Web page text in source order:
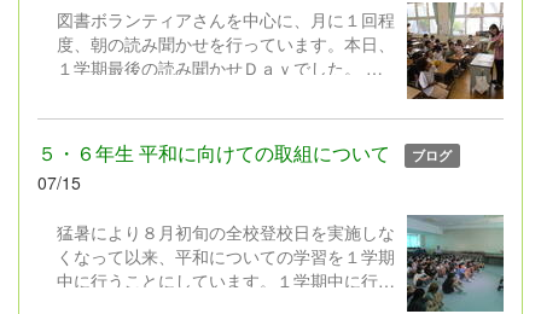
もちろん、これまでの「工作」や「自由研
究」も大歓迎です。「子どもたちの興味・関
心に合わせて、取組内容の幅を広げ、長い休
16:30）には、取り組んだ「１人１挑戦」を
紹介する作品展を実施します。保護者の皆
図書ボランティアさんを中心に、月に１回程
度、朝の読み聞かせを行っています。本日、
１学期最後の読み聞かせＤａｙでした。
紙芝居を工夫を凝らして読み聞かせしてくだ
さいます。子どもたちは、もうくぎ付け！
そして、図書委員会の児童や学校職員
も、図書ボランティアさんと一緒に読み聞か
せＤａｙは、９月２４日（木）からスター
ト。またステキな本やお話と出会えますよう
に。
５・６年生 平和に向けての取組について ブログ
07/15
猛暑により８月初旬の全校登校日を実施しな
くなって以来、平和についての学習を１学期
中に行うことにしています。１学期中に行う